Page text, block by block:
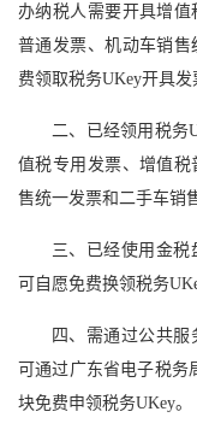
办纳税人需要开具增
普通发票、机动车销
费领取税务UKey开具发
二、已经领用税务
值税专用发票、增值
售统一发票和二手车销
三、已经使用金税
可自愿免费换领税务
四、需通过公共
可通过广东省电子税务
块免费申领税务UKey。